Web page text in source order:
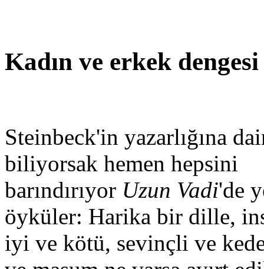
Kadın ve erkek dengesi
Steinbeck'in yazarlığına
biliyorsak hemen hepsini
barındırıyor Uzun Vadi'de
öyküler: Harika bir dille,
iyi ve kötü, sevinçli ve